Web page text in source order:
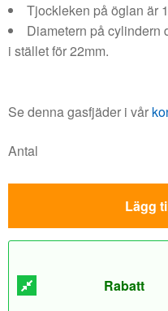
Tjockleken på öglan är
Diametern på cylindern
i stället för 22mm.
Se denna gasfjäder i vår
Antal
Lägg
Rabatt